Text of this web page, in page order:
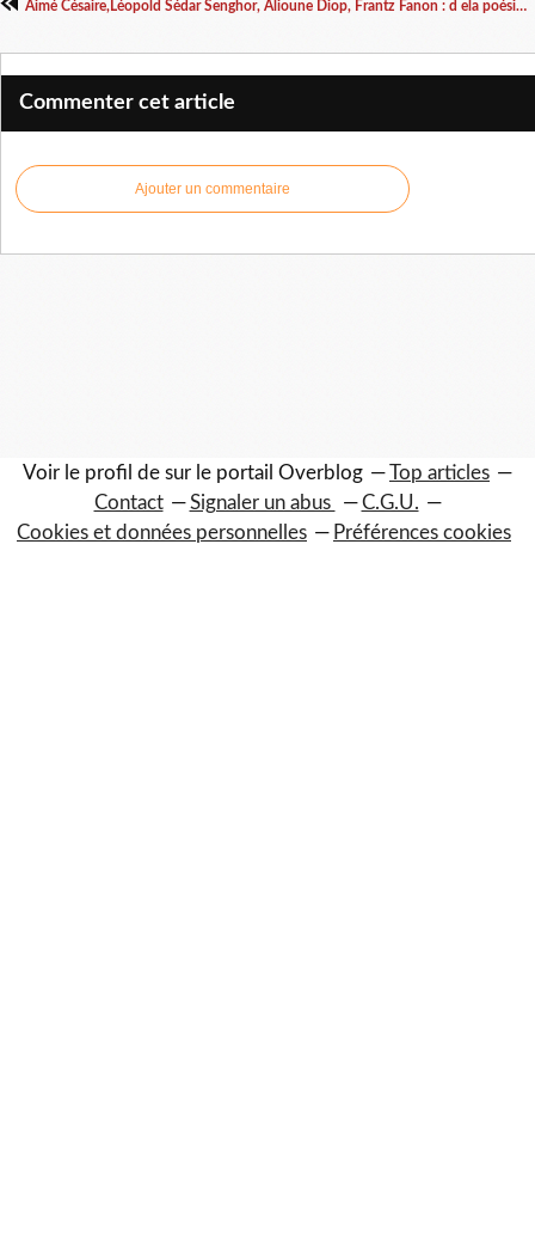
Aimé Césaire,Léopold Sédar Senghor, Alioune Diop, Frantz Fanon : d ela poésie noire à la lutte anticonlonialiste
Commenter cet article
Ajouter un commentaire
Voir le profil de sur le portail Overblog
Top articles
Contact
Signaler un abus
C.G.U.
Cookies et données personnelles
Préférences cookies